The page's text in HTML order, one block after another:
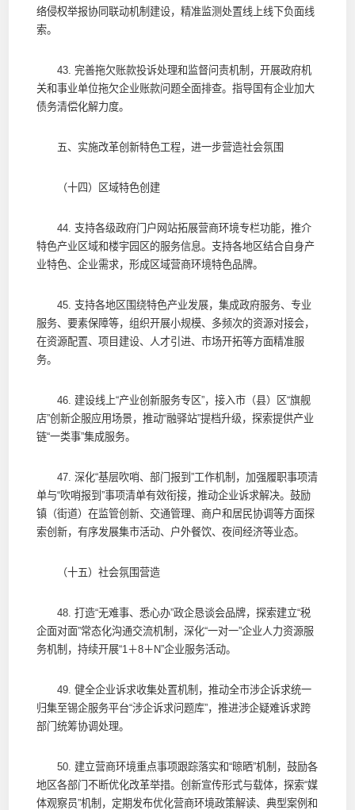
络侵权举报协同联动机制建设，精准监测处置线上线下负面线
索。
43. 完善拖欠账款投诉处理和监督问责机制，开展政府机
关和事业单位拖欠企业账款问题全面排查。指导国有企业加大
债务清偿化解力度。
五、实施改革创新特色工程，进一步营造社会氛围
（十四）区域特色创建
44. 支持各级政府门户网站拓展营商环境专栏功能，推介
特色产业区域和楼宇园区的服务信息。支持各地区结合自身产
业特色、企业需求，形成区域营商环境特色品牌。
45. 支持各地区围绕特色产业发展，集成政府服务、专业
服务、要素保障等，组织开展小规模、多频次的资源对接会，
在资源配置、项目建设、人才引进、市场开拓等方面精准服
务。
46. 建设线上“产业创新服务专区”，接入市（县）区“旗舰
店”创新企服应用场景，推动“融驿站”提档升级，探索提供产业
链“一类事”集成服务。
47. 深化“基层吹哨、部门报到”工作机制，加强履职事项清
单与“吹哨报到”事项清单有效衔接，推动企业诉求解决。鼓励
镇（街道）在监管创新、交通管理、商户和居民协调等方面探
索创新，有序发展集市活动、户外餐饮、夜间经济等业态。
（十五）社会氛围营造
48. 打造“无难事、悉心办”政企恳谈会品牌，探索建立“税
企面对面”常态化沟通交流机制，深化“一对一”企业人力资源服
务机制，持续开展“1＋8＋N”企业服务活动。
49. 健全企业诉求收集处置机制，推动全市涉企诉求统一
归集至锡企服务平台“涉企诉求问题库”，推进涉企疑难诉求跨
部门统筹协调处理。
50. 建立营商环境重点事项跟踪落实和“晾晒”机制，鼓励各
地区各部门不断优化改革举措。创新宣传形式与载体，探索“媒
体观察员”机制，定期发布优化营商环境政策解读、典型案例和